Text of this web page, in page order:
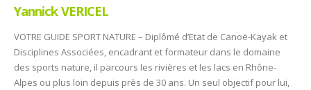
Yannick VERICEL
VOTRE GUIDE SPORT NATURE – Diplômé d’Etat de Canoë-Kayak et
Disciplines Associées, encadrant et formateur dans le domaine
des sports nature, il parcours les rivières et les lacs en Rhône-
Alpes ou plus loin depuis près de 30 ans. Un seul objectif pour lui,